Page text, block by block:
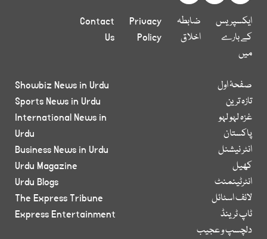
ایکسپریس
کے بارے
میں
ضابطہ
اخلاق
Privacy
Policy
Contact
Us
صفحۂ اول
تازہ ترین
غزہ لہو لہو
پاکستان
انٹر نیشنل
کھیل
انٹرٹینمنٹ
لائف اسٹائل
ٹاپ ٹرینڈ
دلچسپ و عجیب
Showbiz News in Urdu
Sports News in Urdu
International News in
Urdu
Business News in Urdu
Urdu Magazine
Urdu Blogs
The Express Tribune
Express Entertainment